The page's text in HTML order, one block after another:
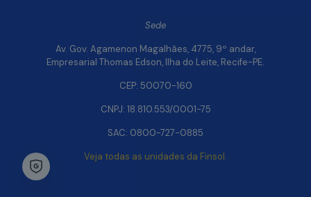
Sede
Av. Gov. Agamenon Magalhães, 4775, 9º andar,
Empresarial Thomas Edson, Ilha do Leite, Recife-PE.
CEP: 50070-160
CNPJ: 18.810.553/0001-75
SAC: 0800-727-0885
Veja todas as unidades da Finsol.